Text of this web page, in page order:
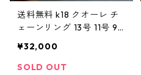
送料無料 k18 クオーレ チ
ェーンリング 13号 11号 9
クオーレリング ゴールド
リング k18リング k18刻印
¥32,000
SOLD OUT